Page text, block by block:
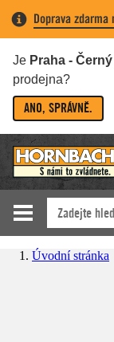
Doprava
Je Praha -
prodejna?
ANO, SPRÁVNĚ.
Úvodní stránka